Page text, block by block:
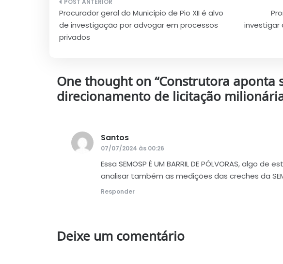
Navegação
de
Post
Procurador geral do Município de Pio XII é alvo
de investigação por advogar em processos
privados
investigar
One thought on “Construtora aponta
direcionamento de licitação
Santos
07/07/2024 às 00:26
Essa SEMOSP É UM BARRIL DE PÓLVORAS, algo
analisar também as medições das creches da
Responder
Deixe um comentário